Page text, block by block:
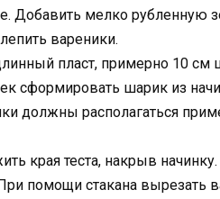
Добавить мелко рубленную
вареники.
пласт, примерно 10 см
сформировать шарик из
должны располагаться
края теста, накрыв
помощи стакана вырезать